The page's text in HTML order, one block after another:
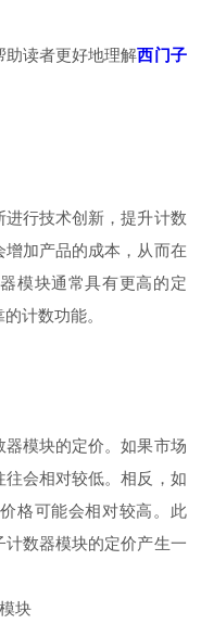
读者更好地理解西门子
行技术创新，提升计数
加产品的成本，从而在
模块通常具有更高的定
计数功能。
模块的定价。如果市场
会相对较低。相反，如
格可能会相对较高。此
数器模块的定价产生一